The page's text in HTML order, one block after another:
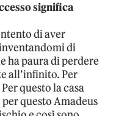
significa
di aver
di
ha paura di perdere
all’infinito. Per
questo la casa
questo Amadeus